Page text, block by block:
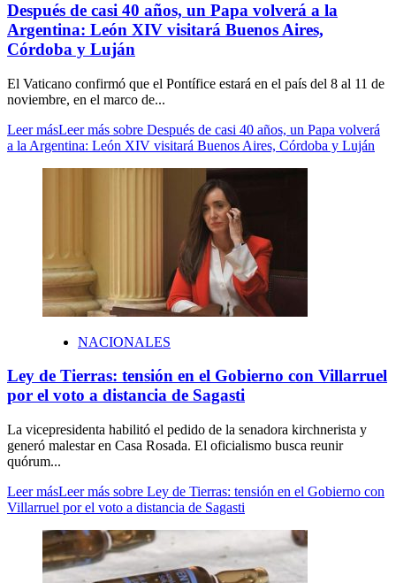
Después de casi 40 años, un Papa volverá a la
Argentina: León XIV visitará Buenos Aires,
Córdoba y Luján
El Vaticano confirmó que el Pontífice estará en el país del 8 al 11 de
noviembre, en el marco de...
Leer másLeer más sobre Después de casi 40 años, un Papa volverá
a la Argentina: León XIV visitará Buenos Aires, Córdoba y Luján
NACIONALES
Ley de Tierras: tensión en el Gobierno con Villarruel
por el voto a distancia de Sagasti
La vicepresidenta habilitó el pedido de la senadora kirchnerista y
generó malestar en Casa Rosada. El oficialismo busca reunir
quórum...
Leer másLeer más sobre Ley de Tierras: tensión en el Gobierno con
Villarruel por el voto a distancia de Sagasti